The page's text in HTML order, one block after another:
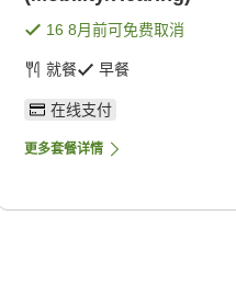
16 8月前可免费取消
就餐 早餐
在线支付
更多套餐详情